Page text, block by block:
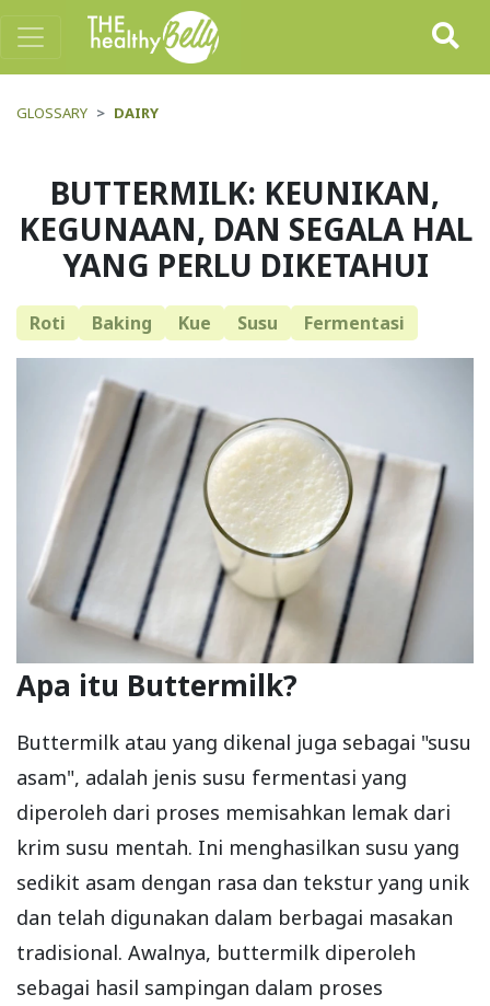
GLOSSARY DAIRY
BUTTERMILK: KEUNIKAN,
KEGUNAAN, DAN SEGALA HAL
YANG PERLU DIKETAHUI
Roti Baking Kue Susu Fermentasi
Apa itu Buttermilk?
Buttermilk atau yang dikenal juga sebagai "susu
asam", adalah jenis susu fermentasi yang
diperoleh dari proses memisahkan lemak dari
krim susu mentah. Ini menghasilkan susu yang
sedikit asam dengan rasa dan tekstur yang unik
dan telah digunakan dalam berbagai masakan
tradisional. Awalnya, buttermilk diperoleh
sebagai hasil sampingan dalam proses